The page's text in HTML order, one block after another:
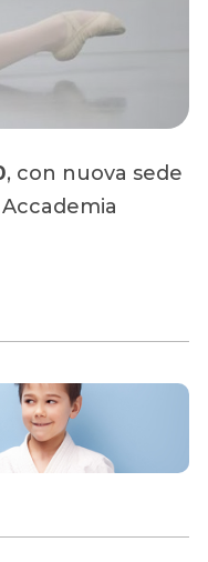
, con nuova sede